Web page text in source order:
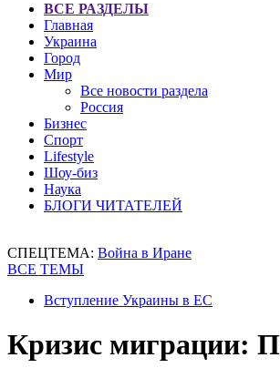
ВСЕ РАЗДЕЛЫ
Главная
Украина
Город
Мир
Все новости раздела
Россия
Бизнес
Спорт
Lifestyle
Шоу-биз
Наука
БЛОГИ ЧИТАТЕЛЕЙ
СПЕЦТЕМА: Война в Иране
ВСЕ ТЕМЫ
Вступление Украины в ЕС
Кризис миграции: